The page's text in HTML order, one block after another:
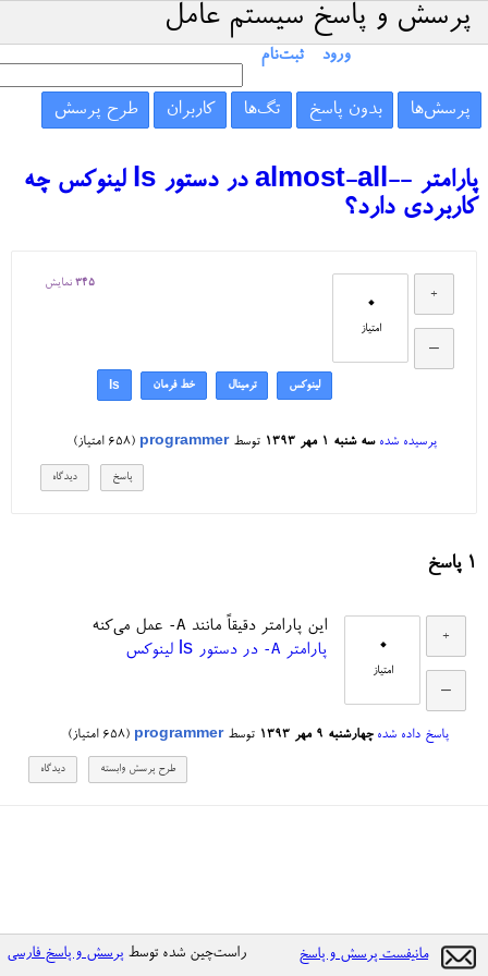
پرسش و پاسخ سیستم عامل
ورود ثبت‌نام
پرسش‌ها بدون پاسخ تگ‌ها کاربران طرح پرسش
پارامتر --almost-all در دستور ls لینوکس چه
کاربردی دارد؟
0
امتیاز
345 نمایش
لینوکس ترمینال خط فرمان ls
پرسیده شده سه شنبه ۱ مهر ۱۳۹۳ توسطprogrammer
(
658 امتیاز)
1 پاسخ
0
امتیاز
این پارامتر دقیقاً مانند -A عمل می‌کنه
پارامتر -A در دستور ls لینوکس
پاسخ داده شده چهارشنبه ۹ مهر ۱۳۹۳ توسطprogrammer
(
658 امتیاز)
مانیفست پرسش و پاسخ راست‌چین شده توسط پرسش و پاسخ فارسی